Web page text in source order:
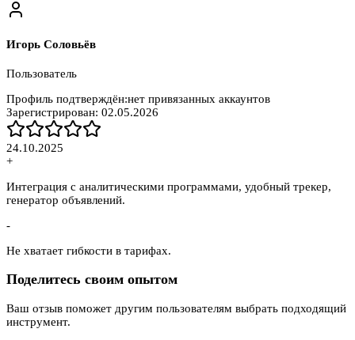
Игорь Соловьёв
Пользователь
Профиль подтверждён:нет привязанных аккаунтов
Зарегистрирован: 02.05.2026
24.10.2025
+
Интеграция с аналитическими программами, удобный трекер,
генератор объявлений.
-
Не хватает гибкости в тарифах.
Поделитесь своим опытом
Ваш отзыв поможет другим пользователям выбрать подходящий
инструмент.